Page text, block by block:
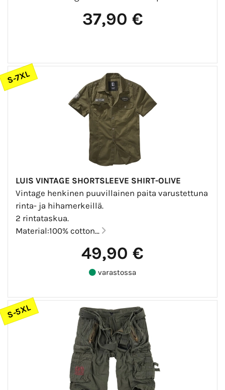
37,90 €
S-7XL
LUIS VINTAGE SHORTSLEEVE SHIRT-OLIVE
Vintage henkinen puuvillainen paita varustettuna
rinta- ja hihamerkeillä.
2 rintataskua.
Material:100% cotton...
49,90 €
varastossa
S-5XL